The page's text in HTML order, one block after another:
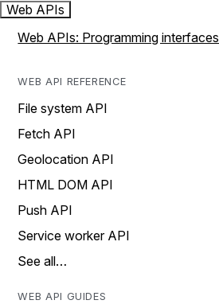
Web APIs
Web APIs: Programming interfaces
WEB API REFERENCE
File system API
Fetch API
Geolocation API
HTML DOM API
Push API
Service worker API
See all…
WEB API GUIDES